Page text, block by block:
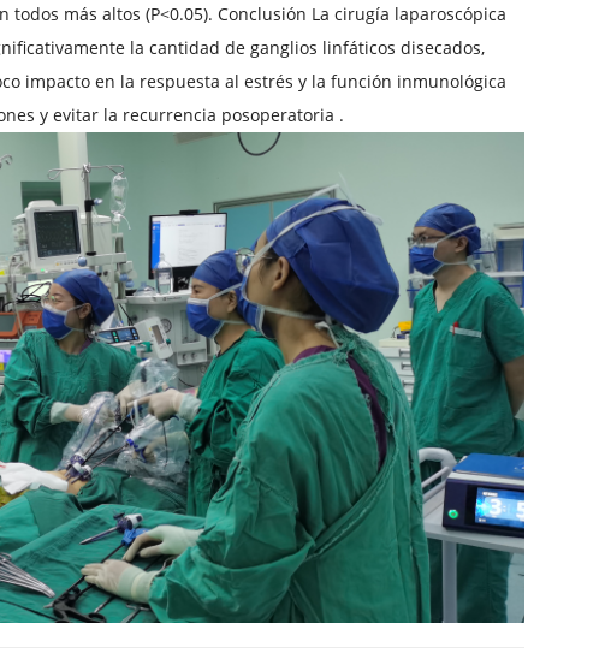
más altos (P<0.05). Conclusión La cirugía laparoscópica
la cantidad de ganglios linfáticos disecados,
impacto en la respuesta al estrés y la función inmunológica
y evitar la recurrencia posoperatoria .